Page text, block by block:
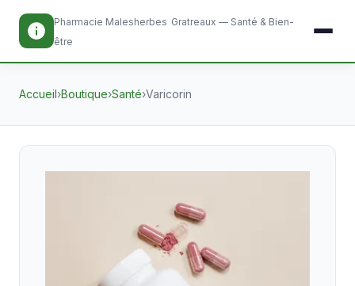
Pharmacie Malesherbes Gratreaux — Santé & Bien-
être
Accueil›Boutique›Santé›Varicorin